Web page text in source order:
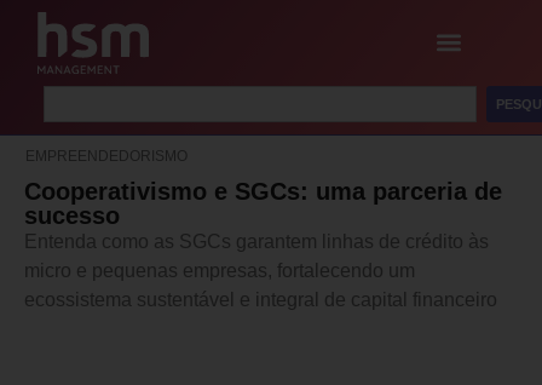
EMPREENDEDORISMO
Cooperativismo e SGCs: uma parceria de
sucesso
Entenda como as SGCs garantem linhas de crédito às
micro e pequenas empresas, fortalecendo um
ecossistema sustentável e integral de capital financeiro